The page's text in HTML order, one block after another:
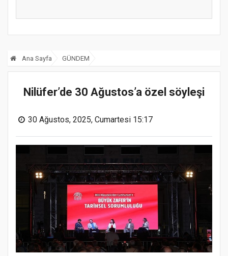
Ana Sayfa GÜNDEM
Nilüfer’de 30 Ağustos’a özel söyleşi
30 Ağustos, 2025, Cumartesi 15:17